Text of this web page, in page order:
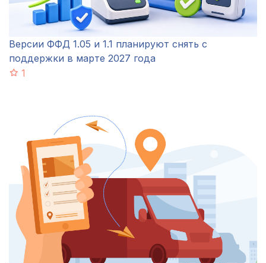
Версии ФФД 1.05 и 1.1 планируют снять с
поддержки в марте 2027 года
1